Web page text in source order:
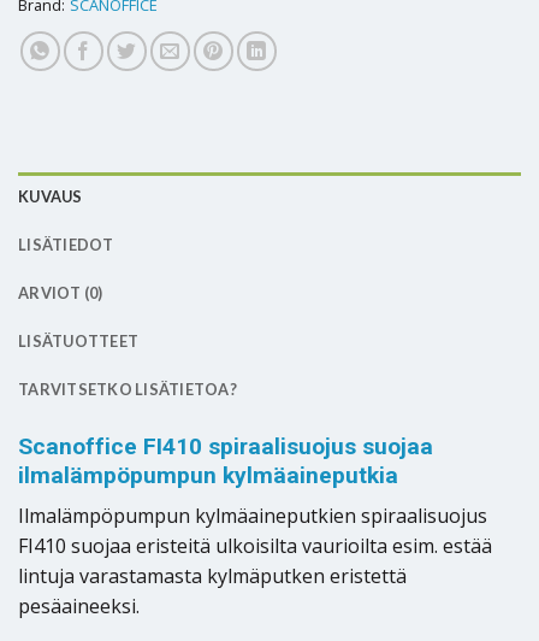
Brand: SCANOFFICE
KUVAUS
LISÄTIEDOT
ARVIOT (0)
LISÄTUOTTEET
TARVITSETKO LISÄTIETOA?
Scanoffice FI410 spiraalisuojus suojaa
ilmalämpöpumpun kylmäaineputkia
Ilmalämpöpumpun kylmäaineputkien spiraalisuojus
FI410 suojaa eristeitä ulkoisilta vaurioilta esim. estää
lintuja varastamasta kylmäputken eristettä
pesäaineeksi.